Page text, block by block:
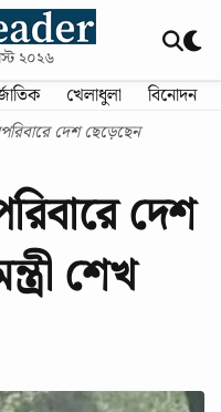
২০২৬
খেলাধুলা বিনোদন
দেশ ছেড়েছেন
দেশ
শেখ